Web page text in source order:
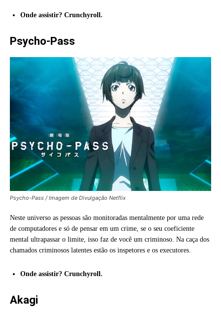
Onde assistir? Crunchyroll.
Psycho-Pass
Psycho-Pass / Imagem de Divulgação Netflix
Neste universo as pessoas são monitoradas mentalmente por uma rede
de computadores e só de pensar em um crime, se o seu coeficiente
mental ultrapassar o limite, isso faz de você um criminoso. Na caça dos
chamados criminosos latentes estão os inspetores e os executores.
Onde assistir? Crunchyroll.
Akagi